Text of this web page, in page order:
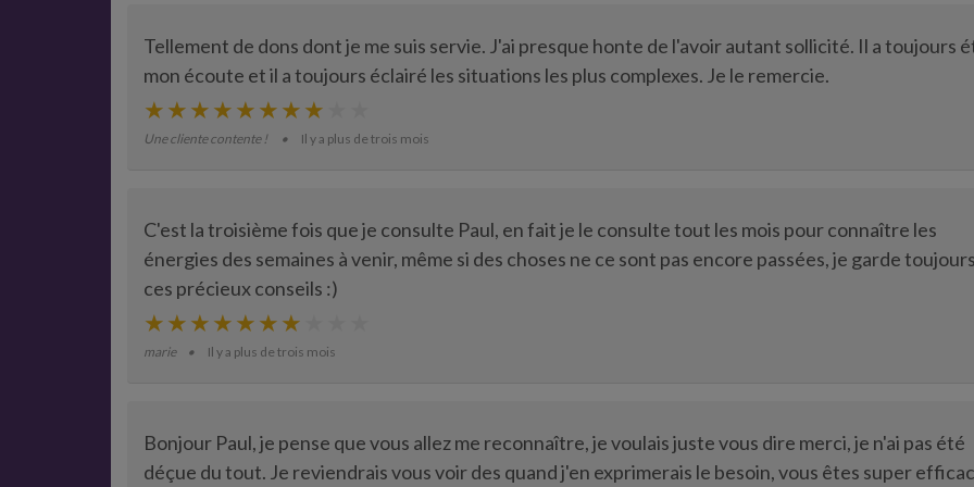
Tellement de dons dont je me suis servie. J'ai presque honte de l'avoir autant sollicité. Il a toujours
mon écoute et il a toujours éclairé les situations les plus complexes. Je le remercie.
Une cliente contente ! Il y a plus de trois mois
C'est la troisième fois que je consulte Paul, en fait je le consulte tout les mois pour connaître les
énergies des semaines à venir, même si des choses ne ce sont pas encore passées, je garde toujours
ces précieux conseils :)
marie Il y a plus de trois mois
Bonjour Paul, je pense que vous allez me reconnaître, je voulais juste vous dire merci, je n'ai pas été
déçue du tout. Je reviendrais vous voir des quand j'en exprimerais le besoin, vous êtes super